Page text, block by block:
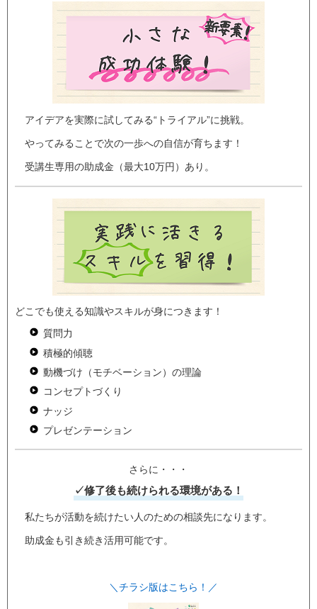
アイデアを実際に試してみる“トライアル”に挑戦。
やってみることで次の一歩への自信が育ちます！
受講生専用の助成金（最大10万円）あり。
どこでも使える知識やスキルが身につきます！
質問力
積極的傾聴
動機づけ（モチベーション）の理論
コンセプトづくり
ナッジ
プレゼンテーション
さらに・・・
✓修了後も続けられる環境がある！
私たちが活動を続けたい人のための相談先になります。
助成金も引き続き活用可能です。
＼チラシ版はこちら！／